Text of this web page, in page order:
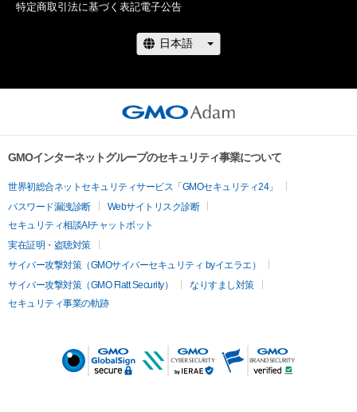
特定商取引法に基づく表記電子公告
GMOインターネットグループのセキュリティ事業について
世界初総合ネットセキュリティサービス「GMOセキュリティ24」
パスワード漏洩診断
Webサイトリスク診断
セキュリティ相談AIチャットボット
実在証明・盗聴対策
サイバー攻撃対策（GMOサイバーセキュリティ byイエラエ）
サイバー攻撃対策（GMO Flatt Security）
なりすまし対策
セキュリティ事業の軌跡